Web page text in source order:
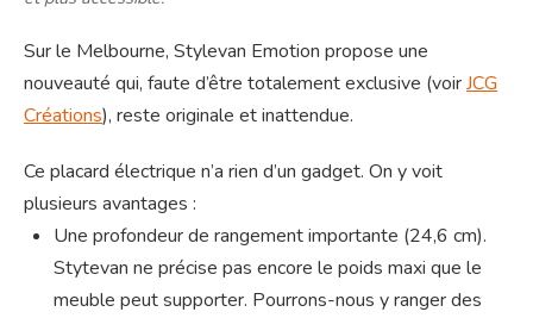
Sur le Melbourne, Stylevan Emotion propose une
nouveauté qui, faute d’être totalement exclusive (voirJCG
Créations), reste originale et inattendue.
Ce placard électrique n’a rien d’un gadget. On y voit
plusieurs avantages :
Une profondeur de rangement importante (24,6 cm).
Stytevan ne précise pas encore le poids maxi que le
meuble peut supporter. Pourrons-nous y ranger des